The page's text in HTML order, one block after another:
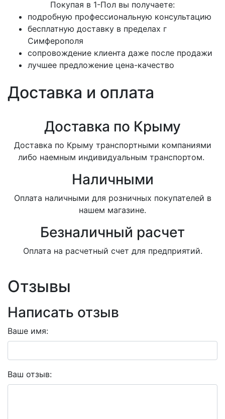
Покупая в 1-Пол вы получаете:
подробную профессиональную консультацию
бесплатную доставку в пределах г
Симферополя
сопровождение клиента даже после продажи
лучшее предложение цена-качество
Доставка и оплата
Доставка по Крыму
Доставка по Крыму транспортными компаниями
либо наемным индивидуальным транспортом.
Наличными
Оплата наличными для розничных покупателей в
нашем магазине.
Безналичный расчет
Оплата на расчетный счет для предприятий.
Отзывы
Написать отзыв
Ваше имя:
Ваш отзыв: